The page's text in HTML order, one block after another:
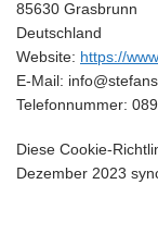
85630 Grasbrunn
Deutschland
Website: https://
E-Mail: info@
Telefonnummer:
Diese Cookie-
Dezember 2023